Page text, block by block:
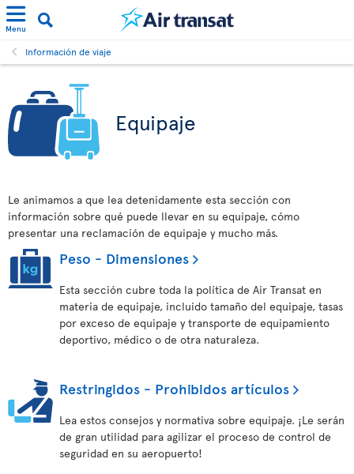
Menu
Información de viaje
Equipaje
Le animamos a que lea detenidamente esta sección con
información sobre qué puede llevar en su equipaje, cómo
presentar una reclamación de equipaje y mucho más.
Peso - Dimensiones
Esta sección cubre toda la política de Air Transat en
materia de equipaje, incluido tamaño del equipaje, tasas
por exceso de equipaje y transporte de equipamiento
deportivo, médico o de otra naturaleza.
Restringidos - Prohibidos artículos
Lea estos consejos y normativa sobre equipaje. ¡Le serán
de gran utilidad para agilizar el proceso de control de
seguridad en su aeropuerto!